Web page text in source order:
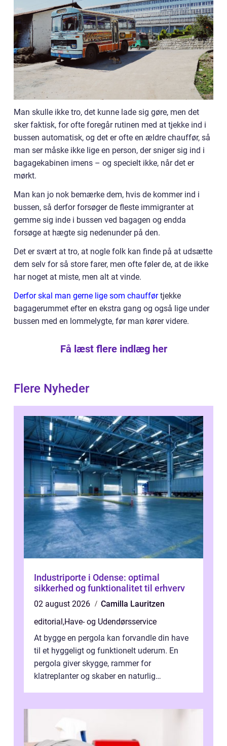
Man skulle ikke tro, det kunne lade sig gøre, men det
sker faktisk, for ofte foregår rutinen med at tjekke ind i
bussen automatisk, og det er ofte en ældre chauffør, så
man ser måske ikke lige en person, der sniger sig ind i
bagagekabinen imens – og specielt ikke, når det er
mørkt.
Man kan jo nok bemærke dem, hvis de kommer ind i
bussen, så derfor forsøger de fleste immigranter at
gemme sig inde i bussen ved bagagen og endda
forsøge at hægte sig nedenunder på den.
Det er svært at tro, at nogle folk kan finde på at udsætte
dem selv for så store farer, men ofte føler de, at de ikke
har noget at miste, men alt at vinde.
Derfor skal man gerne lige som chaufførtjekke
bagagerummet efter en ekstra gang og også lige under
bussen med en lommelygte, før man kører videre.
Få læst flere indlæg her
Flere Nyheder
Industriporte i Odense: optimal
sikkerhed og funktionalitet til erhverv
02 august 2026
Camilla Lauritzen
editorial,Have- og Udendørsservice
At bygge en pergola kan forvandle din have
til et hyggeligt og funktionelt uderum. En
pergola giver skygge, rammer for
klatreplanter og skaber en naturlig